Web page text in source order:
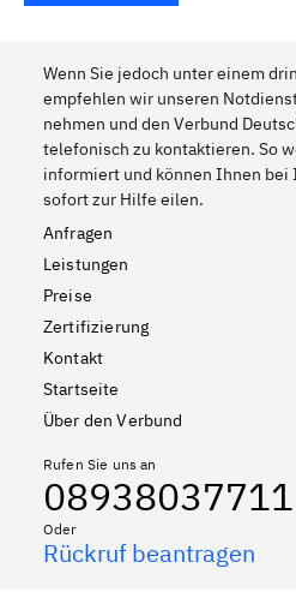
Wenn Sie jedoch unter einem
empfehlen wir unseren
nehmen und den Verbund
telefonisch zu kontaktieren. So
informiert und können Ihnen bei
sofort zur Hilfe eilen.
Anfragen
Leistungen
Preise
Zertifizierung
Kontakt
Startseite
Über den Verbund
Rufen Sie uns an
08938037711
Oder
Rückruf beantragen